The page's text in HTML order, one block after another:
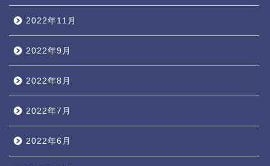
2022年11月
2022年9月
2022年8月
2022年7月
2022年6月